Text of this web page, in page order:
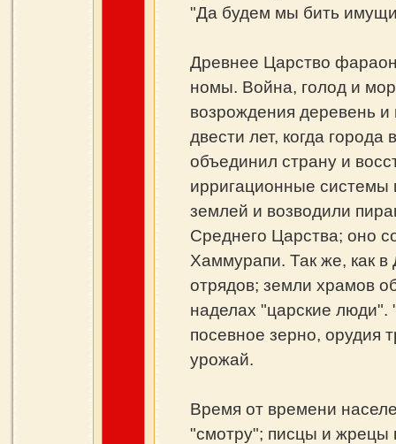
"Да будем мы бить
Древнее Царство
номы. Война, голод и
возрождения деревень и
двести лет, когда
объединил страну и
ирригационные системы
землей и возводили
Среднего Царства; оно
Хаммурапи. Так же, как
отрядов; земли храмов
наделах "царские люди".
посевное зерно, орудия
урожай.
Время от времени
"смотру"; писцы и жрецы